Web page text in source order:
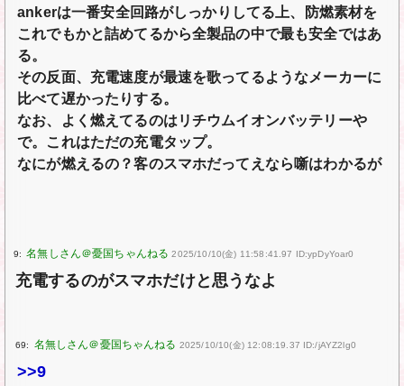
ankerは一番安全回路がしっかりしてる上、防燃素材を
これでもかと詰めてるから全製品の中で最も安全ではあ
る。
その反面、充電速度が最速を歌ってるようなメーカーに
比べて遅かったりする。
なお、よく燃えてるのはリチウムイオンバッテリーや
で。これはただの充電タップ。
なにが燃えるの？客のスマホだってえなら噺はわかるが
9: 2025/10/10(金) 11:58:41.97 ID:ypDyYoar0
充電するのがスマホだけと思うなよ
69: 2025/10/10(金) 12:08:19.37 ID:/jAYZ2lg0
>>9